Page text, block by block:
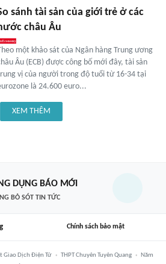
sánh tài sản của giới trẻ ở các
châu Âu
một khảo sát của Ngân hàng Trung ương
Âu (ECB) được công bố mới đây, tài sản
vị của người trong độ tuổi từ 16-34 tại
là 24.600 euro...
XEM THÊM
DỤNG BÁO MỚI
BỎ SÓT TIN TỨC
Chính sách bảo mật
Giao Dịch Điện Tử THPT Chuyên Tuyên Quang
Năm